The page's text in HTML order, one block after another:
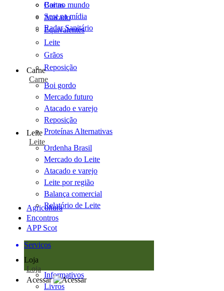
Cartas
Scot na mídia
Radar Sanitário
Boi no mundo
Atacado
Equivalentes
Leite
Grãos
Reposição
Carne
Carne
Boi gordo
Mercado futuro
Atacado e varejo
Reposição
Proteínas Alternativas
Leite
Leite
Ordenha Brasil
Mercado do Leite
Atacado e varejo
Leite por região
Balança comercial
Relatório de Leite
Agricultura
Encontros
APP Scot
Serviços
Loja
Loja
Informativos
Livros
Acessar